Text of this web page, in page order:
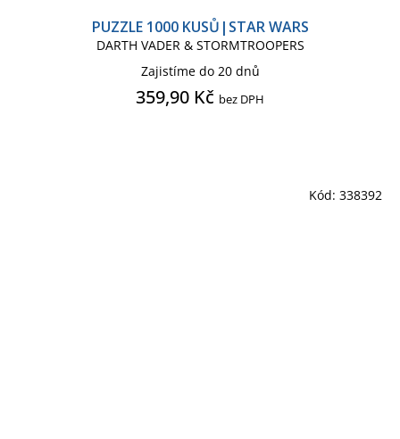
PUZZLE 1000 KUSŮ|STAR WARS
DARTH VADER & STORMTROOPERS
Zajistíme do 20 dnů
359,90 Kč bez DPH
Kód: 338392